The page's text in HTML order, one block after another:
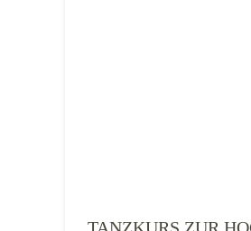
TANZKURS ZUR